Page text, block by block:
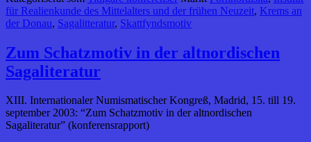
für Realienkunde des Mittelalters und der frühen Neuzeit, Krems an
der Donau, Sagalitteratur, Skattfyndsmotiv
Zum Schatzmotiv in der altnordischen
Sagaliteratur
XIII. Internationaler Numismatischer Kongreß, Madrid, 15. till 19.
september 2003: “Zum Schatzmotiv in der altnordischen
Sagaliteratur” (konferensrapport)